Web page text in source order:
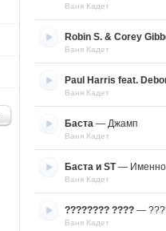
Ваня Кадет
Robin S. & Corey
Ваня Кадет
Paul Harris feat.
Ваня Кадет
Баста — Джамп
Ваня Кадет
Баста и ST—
Ваня Кадет
???????? ???? —
Ваня Кадет